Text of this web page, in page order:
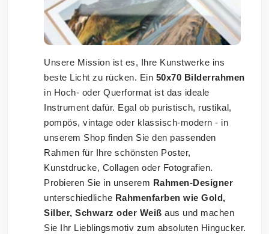
Unsere Mission ist es, Ihre Kunstwerke ins
beste Licht zu rücken. Ein 50x70 Bilderrahmen
in Hoch- oder Querformat ist das ideale
Instrument dafür. Egal ob puristisch, rustikal,
pompös, vintage oder klassisch-modern - in
unserem Shop finden Sie den passenden
Rahmen für Ihre schönsten Poster,
Kunstdrucke, Collagen oder Fotografien.
Probieren Sie in unserem Rahmen-Designer
unterschiedliche Rahmenfarben wie Gold,
Silber, Schwarz oder Weiß aus und machen
Sie Ihr Lieblingsmotiv zum absoluten Hingucker.